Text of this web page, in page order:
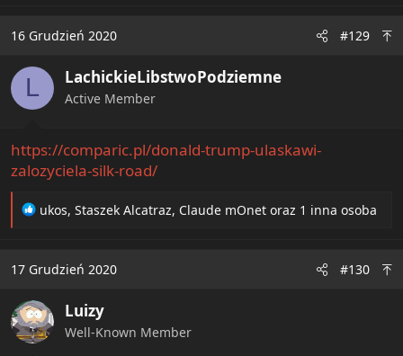
16 Grudzień 2020 #129
L LachickieLibstwoPodziemne
Active Member
https://comparic.pl/donald-trump-ulaskawi-
zalozyciela-silk-road/
R
t
o
n
s
ukos, Staszek Alcatraz, Claude mOnet oraz 1 inna osoba
17 Grudzień 2020 #130
Luizy
Well-Known Member